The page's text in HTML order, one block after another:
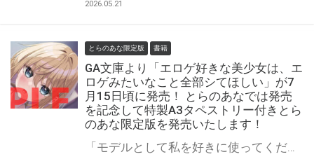
2026.05.21
とらのあな限定版 書籍
GA文庫より「エロゲ好きな美少女は、エ
ロゲみたいなこと全部シてほしい」が7
月15日頃に発売！ とらのあなでは発売
を記念して特製A3タペストリー付きとら
のあな限定版を発売いたします！
「モデルとして私を好きに使ってください。あなたの言うこと、なんでも聞きますから」 GA文庫より 『エロゲ好きな美少女は、エロゲみたいなこと全部シてほしい』が7月15日(水)頃に発売！ とらのあなでは発売を記念して「特製A3タペストリー付き」とらのあな限定版を発売いたします。 とらのあな限定版の数は限られていますので是非お早めにお求めください！